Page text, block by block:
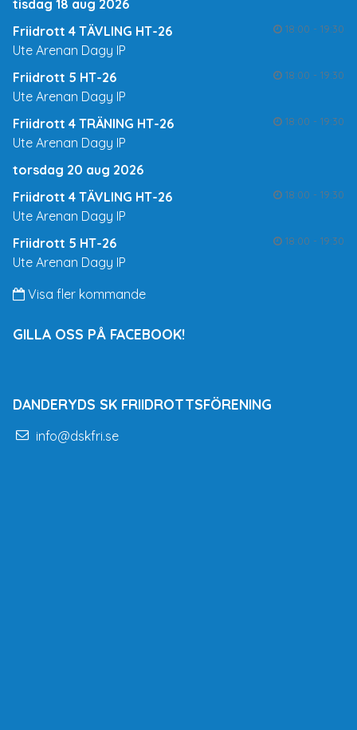
tisdag 18 aug 2026
Friidrott 4 TÄVLING HT-26
18:00 - 19:30
Ute Arenan Dagy IP
Friidrott 5 HT-26
18:00 - 19:30
Ute Arenan Dagy IP
Friidrott 4 TRÄNING HT-26
18:00 - 19:30
Ute Arenan Dagy IP
torsdag 20 aug 2026
Friidrott 4 TÄVLING HT-26
18:00 - 19:30
Ute Arenan Dagy IP
Friidrott 5 HT-26
18:00 - 19:30
Ute Arenan Dagy IP
Visa fler kommande
GILLA OSS PÅ FACEBOOK!
DANDERYDS SK FRIIDROTTSFÖRENING
info@dskfri.se